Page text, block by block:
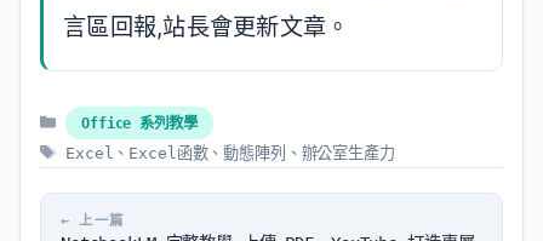
言區回報,站長會更新文章。
分
類
Office 系列教學
標
籤
Excel 、 Excel函數、動態陣列 、 辦公室生產力